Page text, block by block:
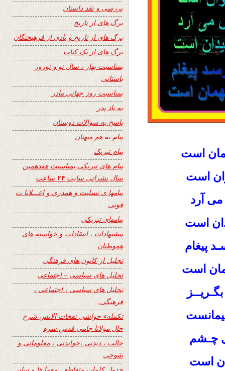
است
است
آرد
است
پیغام
است
چـشم
است
بررسی و نقد داستان
برگ های از تاریخ
برگ های از تاریخ و یادی از فرهیختگان
برگ های از یک کتاب
بمناسبت بهار ، سال نو و نوروز
باستانی
بمناسبت روز جهانی مادر
به یاد پدر
پاسخ به سوالات دوستان
پیام به هم میهنان
پیام تبریک
پیام های تبریکی بمناسبت هفدهمین
سال نشراتی سایت ۲۴ ساعت
پیامها ی تسلیت و همدری و اعـــلانا ت
فوتی
پیامهای تبریکی
پیشنهادات ، انتقادات و خواسته های
هموطنان
تجلیل از کانون های فرهنگی
تحلیل های سیاسی – اجتماعی
تحلیل های سیاسی ، اجتماعی ،
فرهنگی.
تکملهء حواشی نفحات الانس شرح
حال مولانا جامی قدس سره
جالب ، دیدنی ،خواندنی ، معلوماتی و
شوخی